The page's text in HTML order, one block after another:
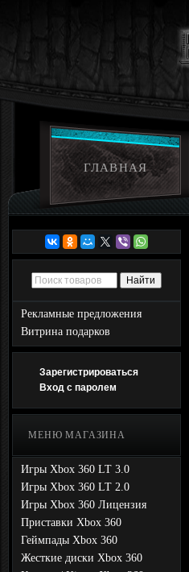
ГЛАВНАЯ
Рекламные предложения
Витрина подарков
Зарегистрироваться
Вход с паролем
МЕНЮ МАГАЗИНА
Игры Xbox 360 LT 3.0
Игры Xbox 360 LT 2.0
Игры Xbox 360 Лицензия
Приставки Xbox 360
Геймпады Xbox 360
Жесткие диски Xbox 360